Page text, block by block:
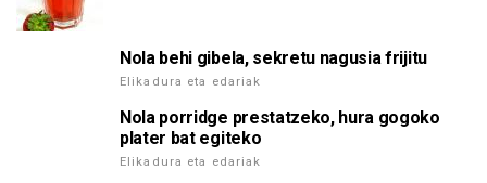
Nola behi gibela, sekretu nagusia frijitu
Elikadura eta edariak
Nola porridge prestatzeko, hura gogoko
plater bat egiteko
Elikadura eta edariak